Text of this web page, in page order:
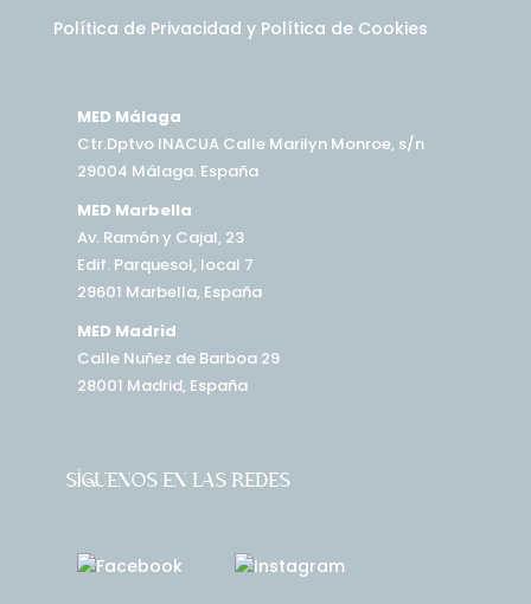
Política de Privacidad y Política de Cookies
MED Málaga
Ctr.Dptvo INACUA Calle Marilyn Monroe, s/n
29004 Málaga. España
MED Marbella
Av. Ramón y Cajal, 23
Edif. Parquesol, local 7
29601 Marbella, España
MED Madrid
Calle Nuñez de Barboa 29
28001 Madrid, España
SÍGUENOS EN LAS REDES